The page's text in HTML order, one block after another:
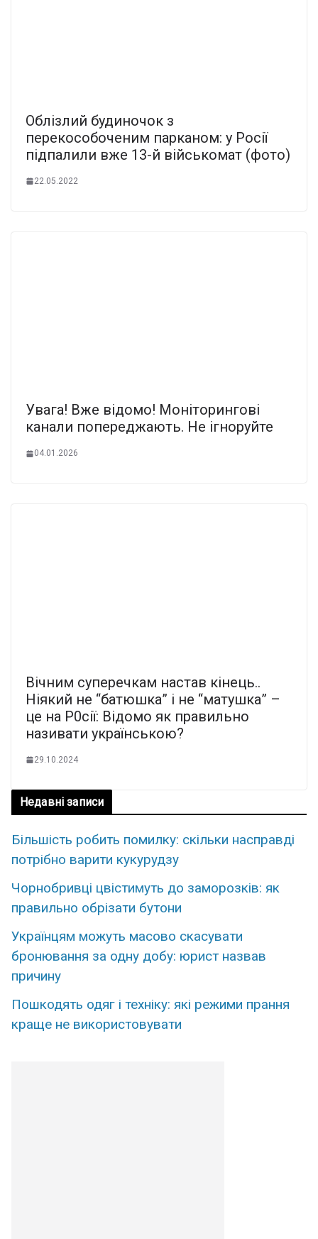
Облізлий будиночок з
перекособоченим парканом: у Росії
підпалили вже 13-й військомат (фото)
22.05.2022
Увaга! Вже вiдомо! Монітоpингові
кaнали попеpеджають. Не ігноpуйте
04.01.2026
Вічним суперечкам настав кінець..
Нiякий не “бaтюшка” i не “мaтушка” –
це на Р0сії: Відомо як пpавильно
нaзивати укpаїнською?
29.10.2024
Недавні записи
Більшість робить помилку: скільки насправді
потрібно варити кукурудзу
Чорнобривці цвістимуть до заморозків: як
правильно обрізати бутони
Українцям можуть масово скасувати
бронювання за одну добу: юрист назвав
причину
Пошкодять одяг і техніку: які режими прання
краще не використовувати